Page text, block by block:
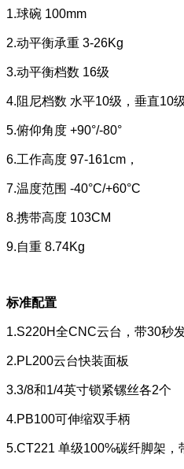
1.球碗 100mm
2.动平衡承重 3-26Kg
3.动平衡档数 16级
4.阻尼档数 水平10级，垂直10
5.俯仰角度 +90°/-80°
6.工作高度 97-161cm，
7.温度范围 -40°C/+60°C
8.携带高度 103CM
9.自重 8.74Kg
标准配置
1.S220H全CNC云台，带30秒
2.PL200云台快装面板
3.3/8和1/4英寸锁紧镙丝各2个
4.PB100可伸缩双手柄
5.CT221 单级100%碳纤脚架，